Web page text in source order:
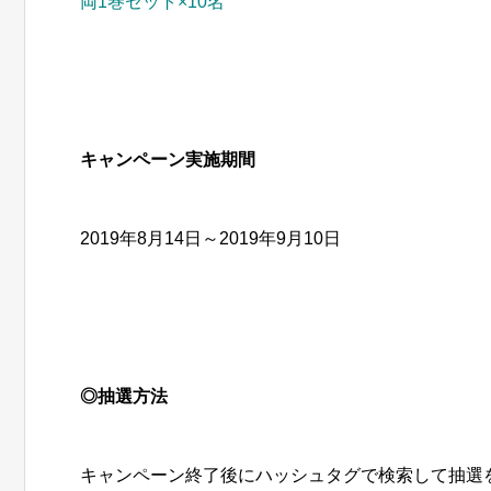
キャンペーン実施期間
2019年8月14日～2019年9月10日
◎抽選方法
キャンペーン終了後にハッシュタグで検索して抽選